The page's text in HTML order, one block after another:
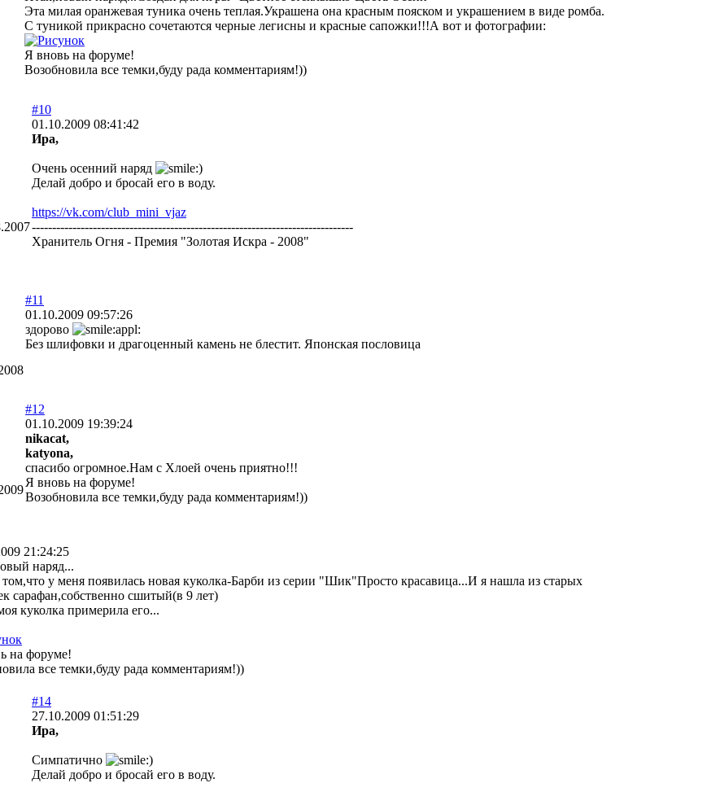
Эта милая оранжевая туника очень теплая.Украшена она красным пояском и украшением в виде ромба.
С туникой прикрасно сочетаются черные легисны и красные сапожки!!!А вот и фотографии:
Я вновь на форуме!
Возобновила все темки,буду рада комментариям!))
#10
01.10.2009 08:41:42
Ира,
Очень осенний наряд
Делай добро и бросай его в воду.
https://vk.com/club_mini_vjaz
-------------------------------------------------------------------------------
Хранитель Огня - Премия "Золотая Искра - 2008"
#11
01.10.2009 09:57:26
здорово
Без шлифовки и драгоценный камень не блестит. Японская пословица
#12
01.10.2009 19:39:24
nikacat,
katyona,
спасибо огромное.Нам с Хлоей очень приятно!!!
Я вновь на форуме!
Возобновила все темки,буду рада комментариям!))
21:24:25
наряд...
у меня появилась новая куколка-Барби из серии "Шик"Просто красавица...И я нашла из старых
сарафан,собственно сшитый(в 9 лет)
куколка примерила его...
на форуме!
все темки,буду рада комментариям!))
#14
27.10.2009 01:51:29
Ира,
Симпатично
Делай добро и бросай его в воду.